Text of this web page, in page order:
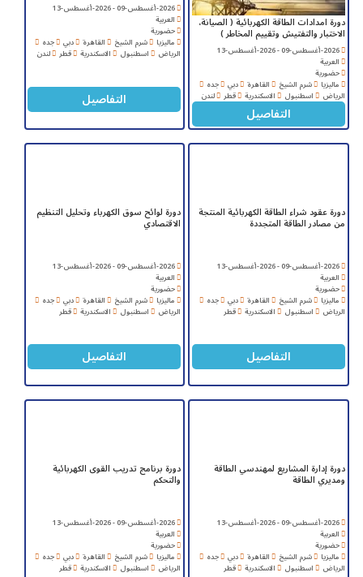
دورة امدادات الطاقة الكهربائية ( الصيانة،
الاختبار والتفتيش وتقييم المخاطر )
2026-أغسطس-09 - 2026-أغسطس-13
العربية
حضورية
ماليزيا شرم الشيخ القاهرة دبي جده
الرياض اسطنبول الاسكندرية قطر لندن
التفاصيل
2026-أغسطس-09 - 2026-أغسطس-13
العربية
حضورية
ماليزيا شرم الشيخ القاهرة دبي جده
الرياض اسطنبول الاسكندرية قطر لندن
التفاصيل
دورة عقود شراء الطاقة الكهربائية المنتجة
من مصادر الطاقة المتجددة
2026-أغسطس-09 - 2026-أغسطس-13
العربية
حضورية
ماليزيا شرم الشيخ القاهرة دبي جده
الرياض اسطنبول الاسكندرية قطر
التفاصيل
دورة لوائح سوق الكهرباء وتحليل التنظيم
الاقتصادي
2026-أغسطس-09 - 2026-أغسطس-13
العربية
حضورية
ماليزيا شرم الشيخ القاهرة دبي جده
الرياض اسطنبول الاسكندرية قطر
التفاصيل
دورة إدارة المشاريع لمهندسي الطاقة
ومديري الطاقة
2026-أغسطس-09 - 2026-أغسطس-13
العربية
حضورية
ماليزيا شرم الشيخ القاهرة دبي جده
الرياض اسطنبول الاسكندرية قطر
دورة برنامج تدريب القوى الكهربائية
والتحكم
2026-أغسطس-09 - 2026-أغسطس-13
العربية
حضورية
ماليزيا شرم الشيخ القاهرة دبي جده
الرياض اسطنبول الاسكندرية قطر